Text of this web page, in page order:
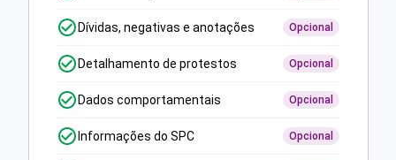
Dívidas, negativas e anotações Opcional
Detalhamento de protestos Opcional
Dados comportamentais Opcional
Informações do SPC Opcional